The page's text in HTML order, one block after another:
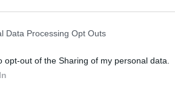
Data Processing Opt Outs
opt-out of the Sharing of my personal data.